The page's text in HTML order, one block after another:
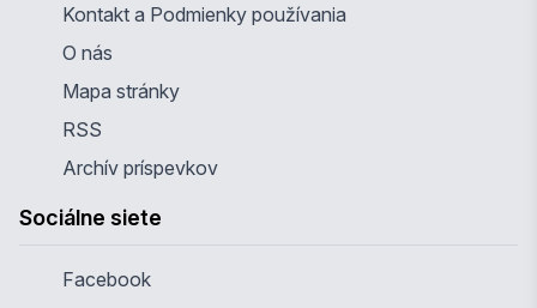
Kontakt a Podmienky používania
O nás
Mapa stránky
RSS
Archív príspevkov
Sociálne siete
Facebook